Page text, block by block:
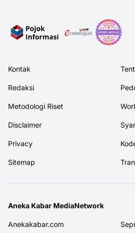
Kontak
Redaksi
Metodologi Riset
Disclaimer
Privacy
Sitemap
Aneka Kabar MediaNetwork
Anekakabar.com